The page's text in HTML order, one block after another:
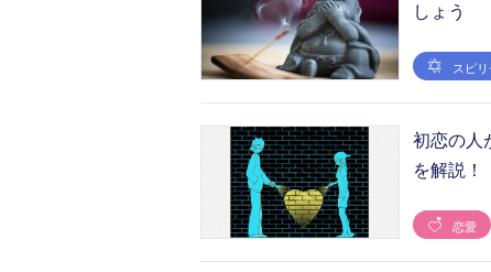
しょう
スピ
初恋の人
を解説！
恋愛